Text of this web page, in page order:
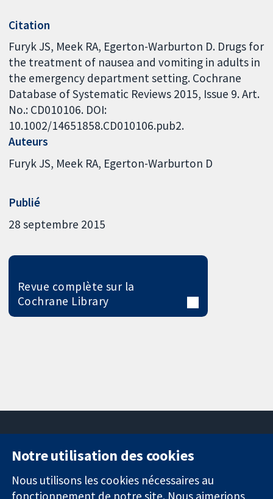
Citation
Furyk JS, Meek RA, Egerton-Warburton D. Drugs for
the treatment of nausea and vomiting in adults in
the emergency department setting. Cochrane
Database of Systematic Reviews 2015, Issue 9. Art.
No.: CD010106. DOI:
10.1002/14651858.CD010106.pub2.
Auteurs
Furyk JS Meek RA Egerton-Warburton D
Publié
28 septembre 2015
Revue complète sur la
Cochrane Library
Des données
11-13 Cavendish
Square
Londres
nous
Actualités
Notre utilisation des cookies
Nous utilisons les cookies nécessaires au
fonctionnement de notre site. Nous aimerions